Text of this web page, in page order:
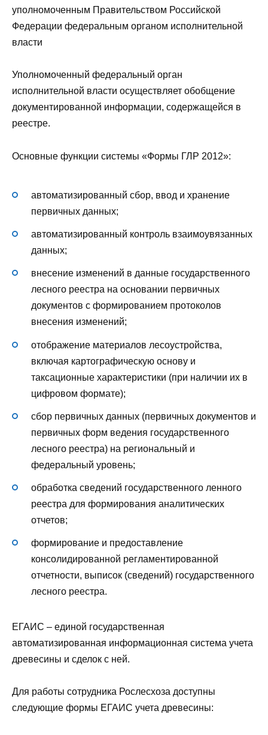
уполномоченным Правительством Российской
Федерации федеральным органом исполнительной
власти
Уполномоченный федеральный орган
исполнительной власти осуществляет обобщение
документированной информации, содержащейся в
реестре.
Основные функции системы «Формы ГЛР 2012»:
автоматизированный сбор, ввод и хранение
первичных данных;
автоматизированный контроль взаимоувязанных
данных;
внесение изменений в данные государственного
лесного реестра на основании первичных
документов с формированием протоколов
внесения изменений;
отображение материалов лесоустройства,
включая картографическую основу и
таксационные характеристики (при наличии их в
цифровом формате);
сбор первичных данных (первичных документов и
первичных форм ведения государственного
лесного реестра) на региональный и
федеральный уровень;
обработка сведений государственного ленного
реестра для формирования аналитических
отчетов;
формирование и предоставление
консолидированной регламентированной
отчетности, выписок (сведений) государственного
лесного реестра.
ЕГАИС – единой государственная
автоматизированная информационная система учета
древесины и сделок с ней.
Для работы сотрудника Рослесхоза доступны
следующие формы ЕГАИС учета древесины: